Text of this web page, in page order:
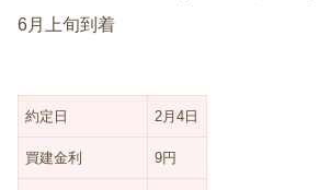
6月上旬到着
約定日 2月4日
買建金利 9円